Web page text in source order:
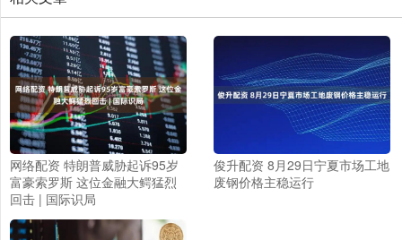
网络配资 特朗普威胁起诉95岁
富豪索罗斯 这位金融大鳄猛烈
回击 | 国际识局
俊升配资 8月29日宁夏市场工地
废钢价格主稳运行